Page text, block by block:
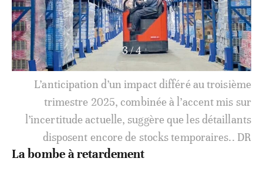
4/4
De nombreux vêtements approuvés par Walmart,
K-Mart, Levy, Wrangler et d’autres. sont produits à
Madagascar, au Lesotho, au Kenya et d’autres pays
africains.. DR.
La bombe à retardement